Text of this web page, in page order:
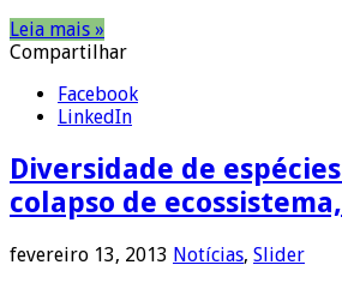
Leia mais »
Compartilhar
Facebook
LinkedIn
Diversidade de
colapso de
fevereiro 13, 2013 Notícias, Slider